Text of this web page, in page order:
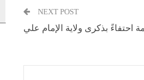
NEXT POST
بذكرى ولاية الإمام علي